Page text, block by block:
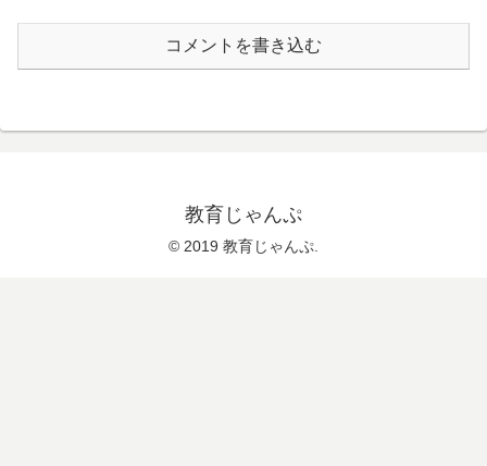
コメントを書き込む
教育じゃんぷ
© 2019 教育じゃんぷ.